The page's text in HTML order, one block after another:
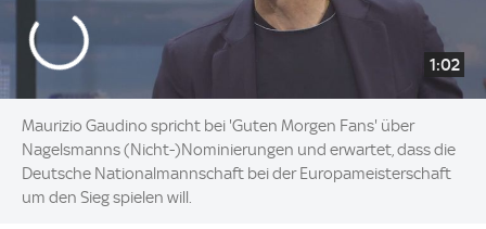
1:02
Maurizio Gaudino spricht bei 'Guten Morgen Fans' über
Nagelsmanns (Nicht-)Nominierungen und erwartet, dass die
Deutsche Nationalmannschaft bei der Europameisterschaft
um den Sieg spielen will.